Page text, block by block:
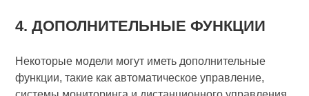
4. ДОПОЛНИТЕЛЬНЫЕ ФУНКЦИИ
Некоторые модели могут иметь дополнительные
функции, такие как автоматическое управление,